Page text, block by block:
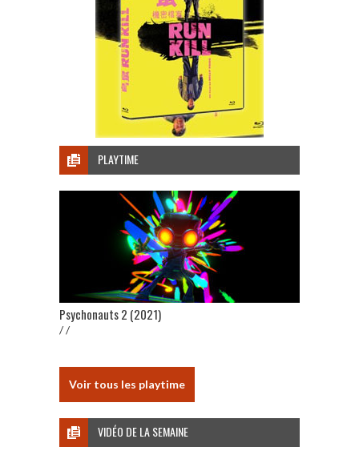
PLAYTIME
Psychonauts 2 (2021)
/ /
Voir tous les playtime
VIDÉO DE LA SEMAINE